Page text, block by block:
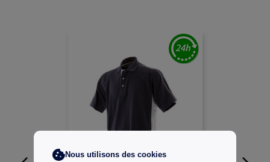
Nous utilisons des cookies